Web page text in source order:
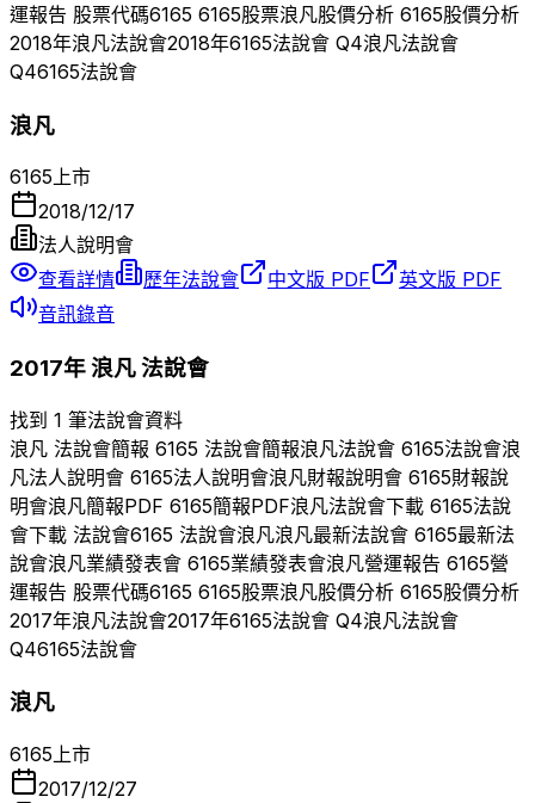
運報告 股票代碼6165 6165股票浪凡股價分析 6165股價分析
2018年浪凡法說會2018年6165法說會 Q4浪凡法說會
Q46165法說會
浪凡
6165上市
2018/12/17
法人說明會
查看詳情
歷年法說會 中文版 PDF
英文版 PDF
音訊錄音
2017年浪凡法說會
找到 1 筆法說會資料
浪凡 法說會簡報 6165 法說會簡報浪凡法說會 6165法說會浪
凡法人說明會 6165法人說明會浪凡財報說明會 6165財報說
明會浪凡簡報PDF 6165簡報PDF浪凡法說會下載 6165法說
會下載 法說會6165 法說會浪凡浪凡最新法說會 6165最新法
說會浪凡業績發表會 6165業績發表會浪凡營運報告 6165營
運報告 股票代碼6165 6165股票浪凡股價分析 6165股價分析
2017年浪凡法說會2017年6165法說會 Q4浪凡法說會
Q46165法說會
浪凡
6165上市
2017/12/27